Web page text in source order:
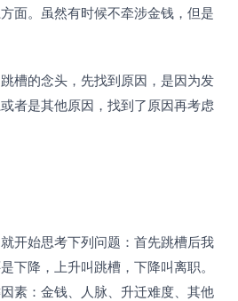
面。虽然有时候不牵涉金钱，但是
槽的念头，先找到原因，是因为发
者是其他原因，找到了原因再考虑
开始思考下列问题：首先跳槽后我
下降，上升叫跳槽，下降叫离职。
素：金钱、人脉、升迁难度、其他